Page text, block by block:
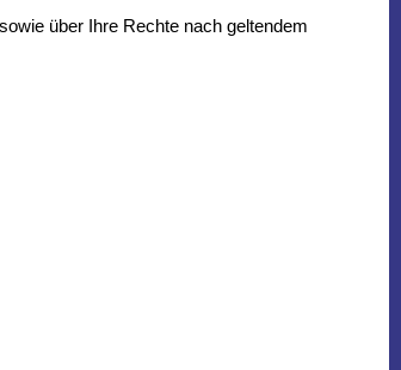
über Ihre Rechte nach geltendem